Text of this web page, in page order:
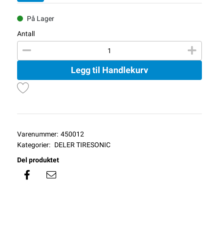
På Lager
Antall
Legg til Handlekurv
Varenummer: 450012
Kategorier: DELER TIRESONIC
Del produktet